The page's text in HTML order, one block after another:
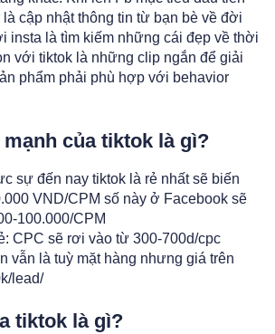
cập nhật thông tin từ bạn bè về đời
insta là tìm kiếm những cái đẹp về thời
với tiktok là những clip ngắn để giải
phẩm phải phù hợp với behavior
của tiktok là gì?
sự đến nay tiktok là rẻ nhất sẽ biến
VND/CPM số này ở Facebook sẽ
100.000/CPM
CPC sẽ rơi vào từ 300-700d/cpc
vẫn là tuỳ mặt hàng nhưng giá trên
lead/
tiktok là gì?